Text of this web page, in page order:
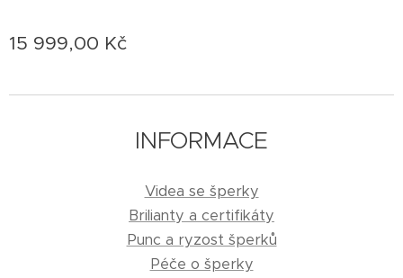
15 999,00 Kč
INFORMACE
Videa se šperky
Brilianty a certifikáty
Punc a ryzost šperků
Péče o šperky